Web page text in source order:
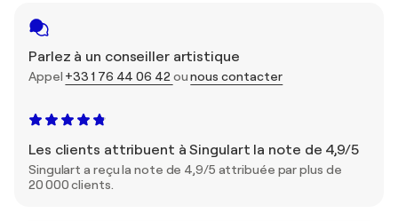
Parlez à un conseiller artistique
Appel +33 1 76 44 06 42 ounous contacter
Les clients attribuent à Singulart la note de 4,9/5
Singulart a reçu la note de 4,9/5 attribuée par plus de
20 000 clients.